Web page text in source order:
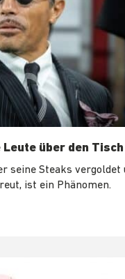
Leute über den
seine Steaks vergoldet
ist ein Phänomen.